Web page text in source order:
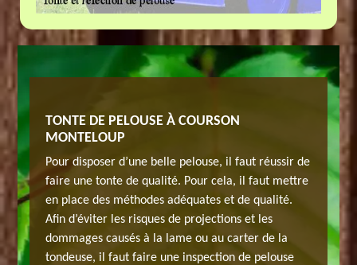
DE
?
TONTE DE PELOUSE À COURSON
MONTELOUP
Pour disposer d’une belle pelouse, il faut réussir de
faire une tonte de qualité. Pour cela, il faut mettre
en place des méthodes adéquates et de qualité.
Afin d’éviter les risques de projections et les
dommages causés à la lame ou au carter de la
tondeuse, il faut faire une inspection de pelouse
Avez-
causés